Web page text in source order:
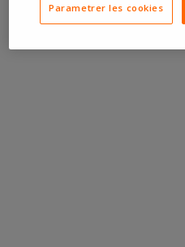
Parametrer les cookies